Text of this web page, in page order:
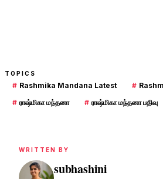
TOPICS
# Rashmika Mandana Latest #
# ராஷ்மிகா மந்தனா # ராஷ்மிகா மந்தனா பதிவு
WRITTEN BY
subhashini